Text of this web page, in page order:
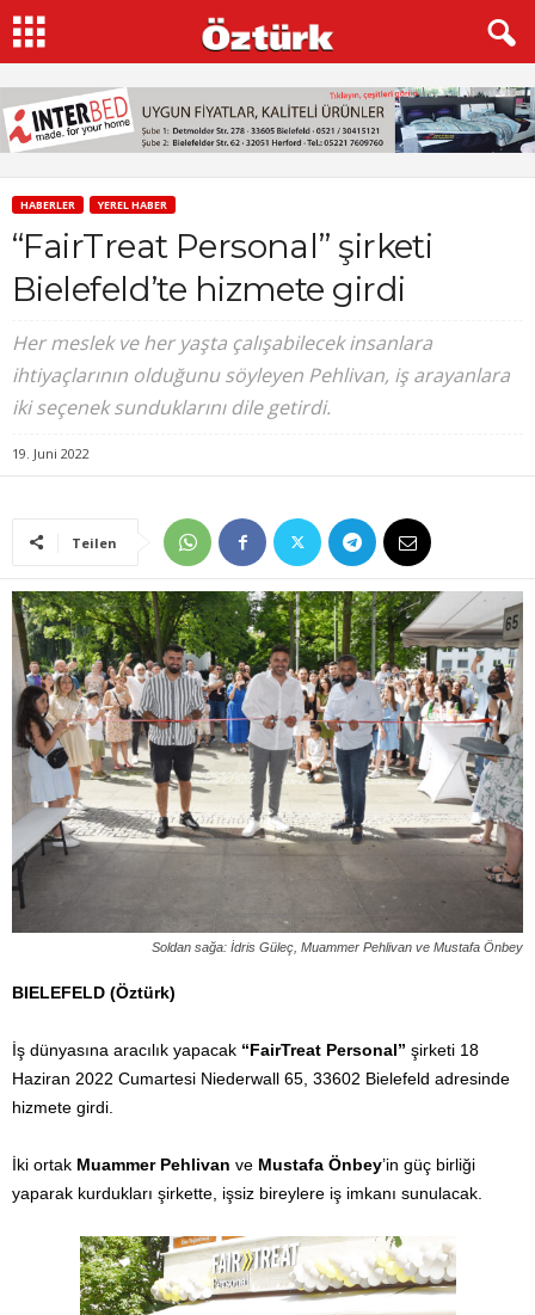
HABERLER YEREL HABER
“FairTreat Personal” şirketi
Bielefeld’te hizmete girdi
Her meslek ve her yaşta çalışabilecek insanlara
ihtiyaçlarının olduğunu söyleyen Pehlivan, iş arayanlara
iki seçenek sunduklarını dile getirdi.
19. Juni 2022
Teilen
Soldan sağa: İdris Güleç, Muammer Pehlivan ve Mustafa Önbey
BIELEFELD (Öztürk)
İş dünyasına aracılık yapacak “FairTreat Personal” şirketi 18
Haziran 2022 Cumartesi Niederwall 65, 33602 Bielefeld adresinde
hizmete girdi.
İki ortak Muammer Pehlivan ve Mustafa Önbey’in güç birliği
yaparak kurdukları şirkette, işsiz bireylere iş imkanı sunulacak.